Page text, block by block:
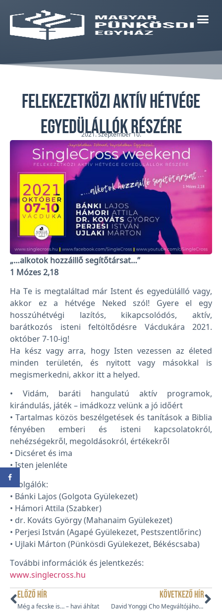
Felekezetközi aktív hétvége
egyedülállók részére
2021. szeptember 10.
„…alkotok hozzáillő segítőtársat…”
1 Mózes 2,18
Ha Te is megtaláltad már Istent és egyedülálló vagy,
akkor ez a hétvége Neked szól! Gyere el egy
hosszúhétvégi lazítós, kikapcsolódós, aktív,
barátkozós isteni feltöltődésre Vácdukára 2021.
október 7-10-ig!
Ha kész vagy arra, hogy Isten vezessen az életed
minden területén, és nyitott vagy másokkal is
megismerkedni, akkor itt a helyed.
• Vidám, baráti hangulatú aktív programok,
kirándulás, játék – imádkozz velünk a jó időért
• Tartalmas közös beszélgetések és tanítások a Biblia
fényében emberi és isteni kapcsolatokról,
nehézségekről, megoldásokról, értékekről
• Dicséret és ima
• Isten jelenléte
Szolgálók:
• Bánki Lajos (Golgota Gyülekezet)
• Hámori Attila (Szabker)
• dr. Kováts György (Mahanaim Gyülekezet)
• Perjesi István (Agapé Gyülekezet, Pestszentlőrinc)
• Ujlaki Márton (Pünkösdi Gyülekezet, Békéscsaba)
További információk és jelentkezés:
www.singlecross.hu
ELŐZŐ HÍR
Még a fecske is… – havi áhítat
KÖVETKEZŐ HÍR
David Yonggi Cho Megváltójához költözött